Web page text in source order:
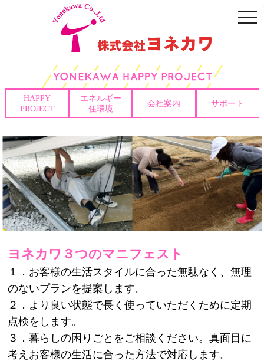
HAPPY
PROJECT
エネルギー
住環境
会社案内 サポート
ヨネカワ３つのマニフェスト
１．お客様の生活スタイルに合った無駄なく、無理
のないプランを提案します。
２．より良い状態で長く使っていただくために定期
点検をします。
３．暮らしの困りごとをご相談ください。真面目に
考えお客様の生活に合った方法で対応します。